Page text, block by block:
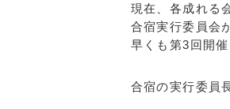
現在、各成れる
合宿実行委員会
早くも第3回開
合宿の実行委員